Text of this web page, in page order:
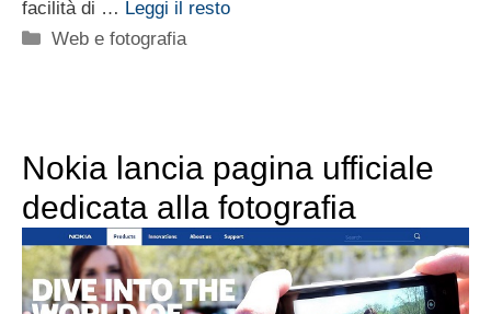
facilità di … Leggi il resto
Categorie
Web e fotografia
Nokia lancia pagina ufficiale
dedicata alla fotografia